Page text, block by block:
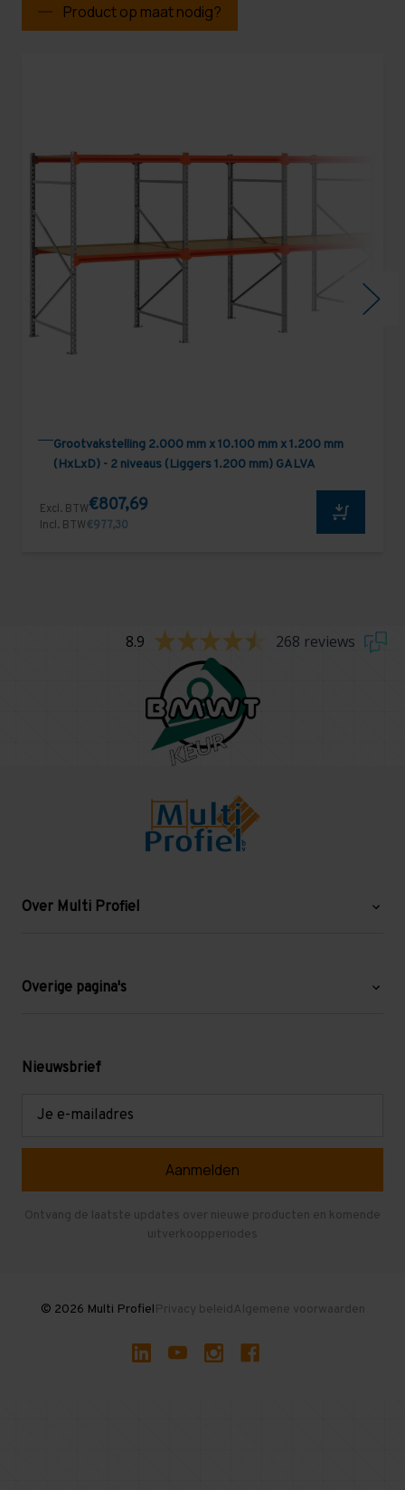
Product op maat nodig?
Grootvakstelling 2.000 mm x 10.100 mm x 1.200 mm
(HxLxD) - 2 niveaus (Liggers 1.200 mm) GALVA
Excl. BTW€807,69
Incl. BTW€977,30
8.9 268 reviews
Over Multi Profiel
Blog
Levering en afhalen
Overige pagina's
Mezzanine
Gebruikte entresolvloeren
Nieuwsbrief
Ontvang de laatste updates over nieuwe producten en komende
uitverkoopperiodes
© 2026 Multi ProfielPrivacy beleidAlgemene voorwaarden